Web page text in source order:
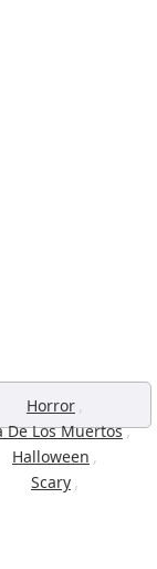
Horror ,
De Los Muertos,
Halloween ,
Scary ,